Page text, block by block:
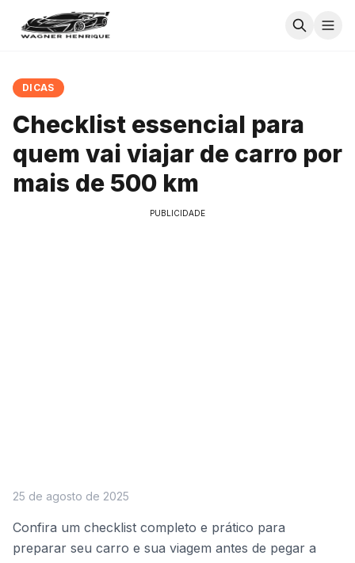
DICAS
Checklist essencial para
quem vai viajar de carro por
mais de 500 km
PUBLICIDADE
25 de agosto de 2025
Confira um checklist completo e prático para
preparar seu carro e sua viagem antes de pegar a